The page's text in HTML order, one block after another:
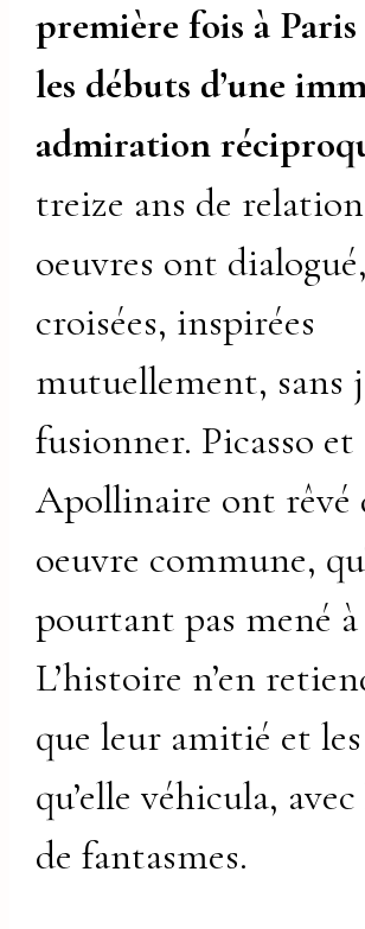
première fois à Paris
les débuts d’une
admiration
treize ans de
oeuvres ont
croisées, inspirées
mutuellement, sans
fusionner. Picasso et
Apollinaire ont rêvé
oeuvre commune,
pourtant pas mené
L’histoire n’en
que leur amitié et
qu’elle véhicula,
de fantasmes.